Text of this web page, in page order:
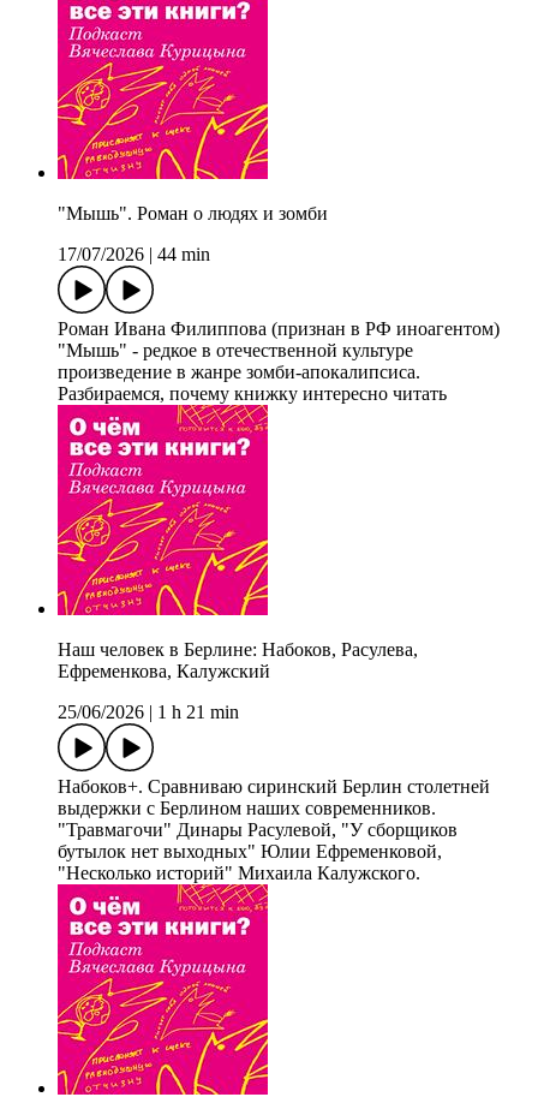
"Мышь". Роман о людях и зомби
17/07/2026
44 min
Роман Ивана Филиппова (признан в РФ иноагентом)
"Мышь" - редкое в отечественной культуре
произведение в жанре зомби-апокалипсиса.
Разбираемся, почему книжку интересно читать
Наш человек в Берлине: Набоков, Расулева,
Ефременкова, Калужский
25/06/2026
1 h 21 min
Набоков+. Сравниваю сиринский Берлин столетней
выдержки с Берлином наших современников.
"Травмагочи" Динары Расулевой, "У сборщиков
бутылок нет выходных" Юлии Ефременковой,
"Несколько историй" Михаила Калужского.